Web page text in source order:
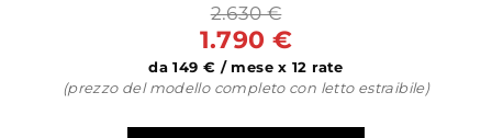
2.630 €
1.790 €
da 149 € / mese x 12 rate
(prezzo del modello completo con letto estraibile)